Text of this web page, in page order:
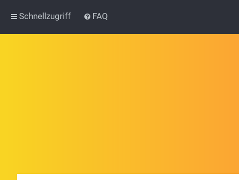
Schnellzugriff FAQ